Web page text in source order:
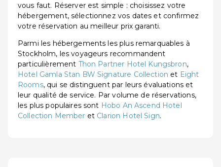
vous faut. Réserver est simple : choisissez votre
hébergement, sélectionnez vos dates et confirmez
votre réservation au meilleur prix garanti.
Parmi les hébergements les plus remarquables à
Stockholm, les voyageurs recommandent
particulièrement Thon Partner Hotel Kungsbron,
Hotel Gamla Stan BW Signature Collection et Eight
Rooms, qui se distinguent par leurs évaluations et
leur qualité de service. Par volume de réservations,
les plus populaires sont Hobo An Ascend Hotel
Collection Member et Clarion Hotel Sign.